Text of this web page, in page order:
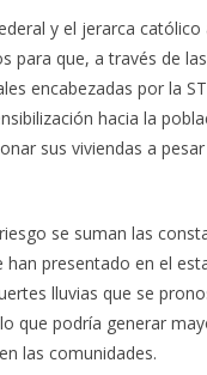
y el jerarca católico
para que, a través de
encabezadas por la
hacia la
sus viviendas a
se suman las
han presentado en el
lluvias que se
que podría generar
las comunidades.